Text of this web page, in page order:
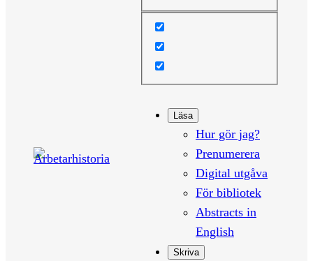
Läsa
Hur gör jag?
Prenumerera
Digital utgåva
För bibliotek
Abstracts in
English
Skriva